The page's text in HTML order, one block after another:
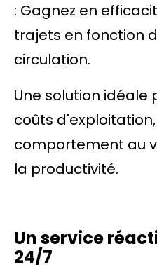
: Gagnez en
trajets en fonction
circulation.
Une solution idéale
coûts
comportement au
la productivité.
Un service
24/7